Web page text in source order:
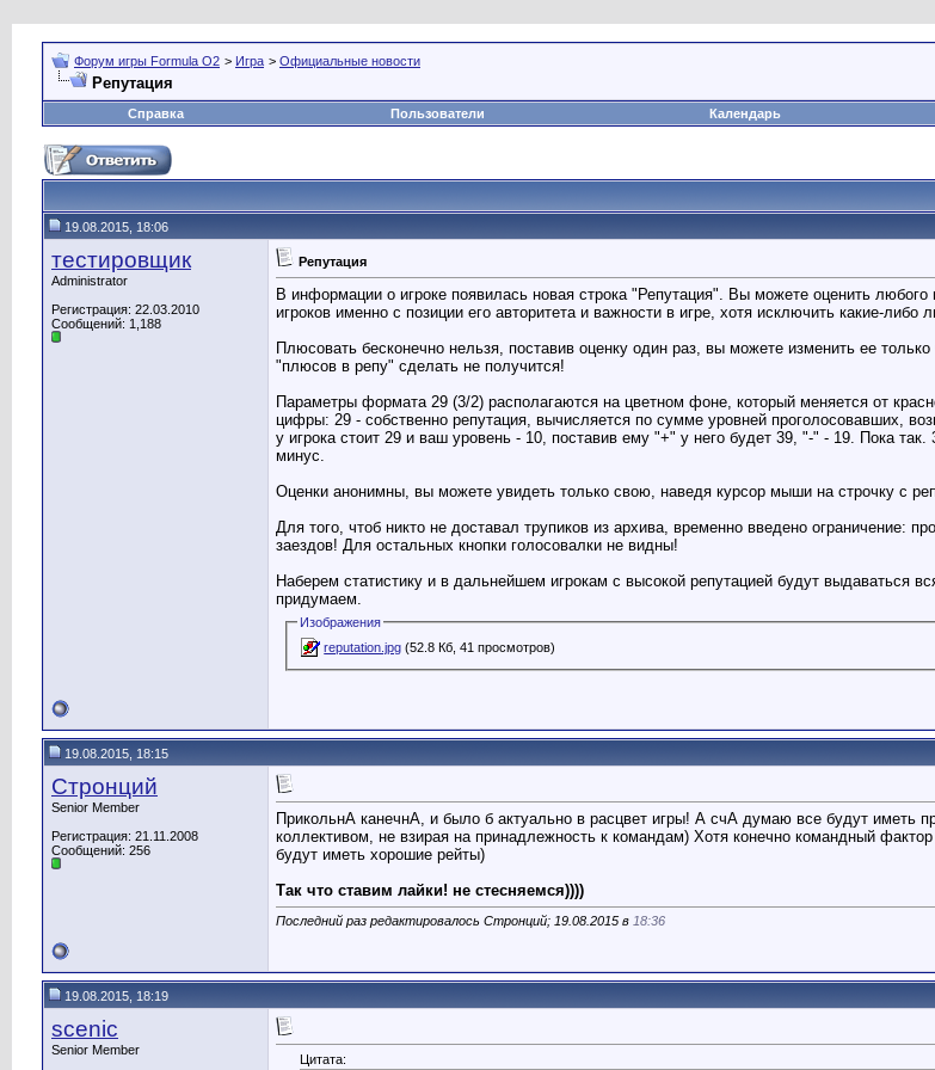
Форум игры Formula O2 > Игра > Официальные новости
Репутация
Справка Пользователи Календарь
19.08.2015, 18:06
тестировщик
Administrator
Регистрация: 22.03.2010
Сообщений: 1,188
Репутация
В информации о игроке появилась новая строка "Репутация". Вы можете оценить
игроков именно с позиции его авторитета и важности в игре, хотя исключить какие-либо
Плюсовать бесконечно нельзя, поставив оценку один раз, вы можете изменить ее
"плюсов в репу" сделать не получится!
Параметры формата 29 (3/2) располагаются на цветном фоне, который меняется от
цифры: 29 - собственно репутация, вычисляется по сумме уровней проголосовавших,
у игрока стоит 29 и ваш уровень - 10, поставив ему "+" у него будет 39, "-" - 19. Пока
минус.
Оценки анонимны, вы можете увидеть только свою, наведя курсор мыши на строчку с
Для того, чтоб никто не доставал трупиков из архива, временно введено ограничение:
заездов! Для остальных кнопки голосовалки не видны!
Наберем статистику и в дальнейшем игрокам с высокой репутацией будут выдаваться
придумаем.
Изображения
reputation.jpg (52.8 Кб, 41 просмотров)
19.08.2015, 18:15
Стронций
Senior Member
Регистрация: 21.11.2008
Сообщений: 256
ПрикольнА канечнА, и было б актуально в расцвет игры! А счА думаю все будут иметь
коллективом, не взирая на принадлежность к командам) Хотя конечно командный
будут иметь хорошие рейты)
Так что ставим лайки! не стесняемся))))
Последний раз редактировалось Стронций; 19.08.2015 в 18:36
19.08.2015, 18:19
scenic
Senior Member
Цитата: